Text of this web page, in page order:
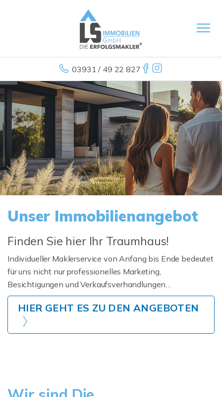
03931 / 49 22 827
Unser Immobilienangebot
Finden Sie hier Ihr Traumhaus!
Individueller Maklerservice von Anfang bis Ende bedeutet
für uns nicht nur professionelles Marketing,
Besichtigungen und Verkaufsverhandlungen…
HIER GEHT ES ZU DEN ANGEBOTEN